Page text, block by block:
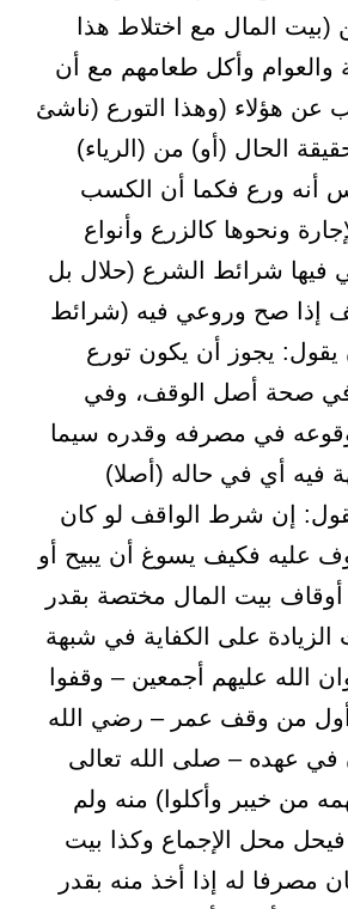
(بيت المال مع اختلاط هذا
والعوام وأكل طعامهم مع أن
عن هؤلاء (وهذا التورع (ناشئ
الحال (أو) من (الرياء)
أنه ورع فكما أن الكسب
ونحوها كالزرع وأنواع
فيها شرائط الشرع (حلال بل
إذا صح وروعي فيه (شرائط
يقول: يجوز أن يكون تورع
في صحة أصل الوقف، وفي
في مصرفه وقدره سيما
فيه أي في حاله (أصلا)
إن شرط الواقف لو كان
عليه فكيف يسوغ أن يبيح أو
بيت المال مختصة بقدر
الزيادة على الكفاية في شبهة
الله عليهم أجمعين – وقفوا
أول من وقف عمر – رضي الله
في عهده – صلى الله تعالى
من خيبر وأكلوا) منه ولم
فيحل محل الإجماع وكذا بيت
مصرفا له إذا أخذ منه بقدر